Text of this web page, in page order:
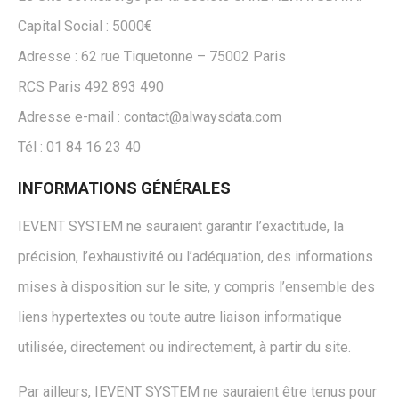
Capital Social : 5000€
Adresse : 62 rue Tiquetonne – 75002 Paris
RCS Paris 492 893 490
Adresse e-mail : contact@alwaysdata.com
Tél : 01 84 16 23 40
INFORMATIONS GÉNÉRALES
IEVENT SYSTEM ne sauraient garantir l’exactitude, la
précision, l’exhaustivité ou l’adéquation, des informations
mises à disposition sur le site, y compris l’ensemble des
liens hypertextes ou toute autre liaison informatique
utilisée, directement ou indirectement, à partir du site.
Par ailleurs, IEVENT SYSTEM ne sauraient être tenus pour